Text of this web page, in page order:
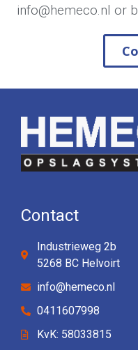
info@hemeco.nl or
Contact
Industrieweg 2b
5268 BC Helvoirt
info@hemeco.nl
0411607998
KvK: 58033815